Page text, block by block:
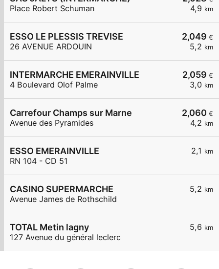
4,9 km
Place Robert Schuman
2,049 €
5,2 km
ESSO LE PLESSIS TREVISE
26 AVENUE ARDOUIN
2,059 €
3,0 km
INTERMARCHE EMERAINVILLE
4 Boulevard Olof Palme
2,060 €
4,2 km
Carrefour Champs sur Marne
Avenue des Pyramides
2,1 km
ESSO EMERAINVILLE
RN 104 - CD 51
5,2 km
CASINO SUPERMARCHE
Avenue James de Rothschild
5,6 km
TOTAL Metin lagny
127 Avenue du général leclerc